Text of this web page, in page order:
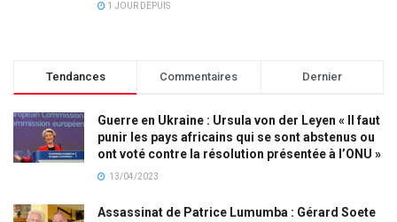
1 JOUR DEPUIS
Tendances Commentaires Dernier
Guerre en Ukraine : Ursula von der Leyen « Il faut
punir les pays africains qui se sont abstenus ou
ont voté contre la résolution présentée à l’ONU »
13/04/2023
Assassinat de Patrice Lumumba : Gérard Soete